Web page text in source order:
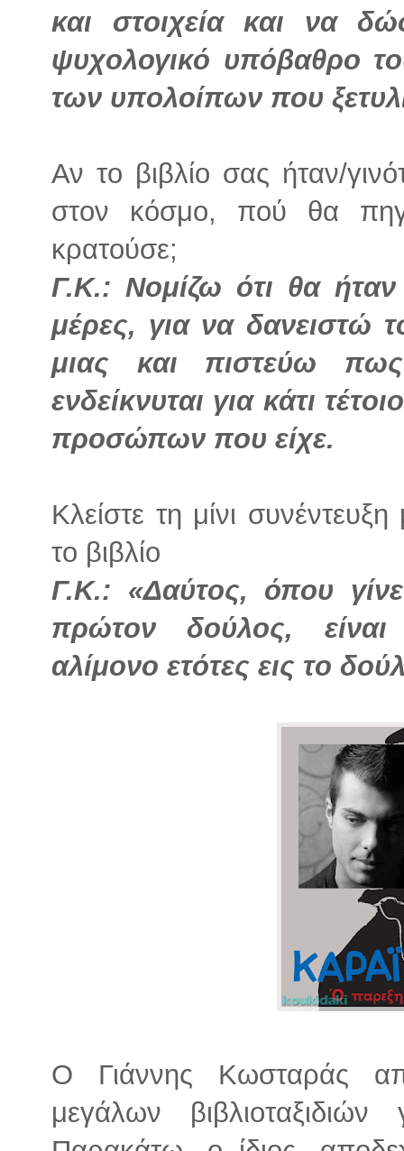
και στοιχεία και να
ψυχολογικό υπόβαθρο
των υπολοίπων που
Αν το βιβλίο σας ήταν/
στον κόσμο, πού θα
κρατούσε;
Γ.Κ.: Νομίζω ότι θα
μέρες, για να δανειστώ
μιας και πιστεύω
ενδείκνυται για κάτι
προσώπων που είχε.
Κλείστε τη μίνι
το βιβλίο
Γ.Κ.: «Δαύτος, όπου
πρώτον δούλος,
αλίμονο ετότες εις το
Ο Γιάννης Κωσταράς
μεγάλων